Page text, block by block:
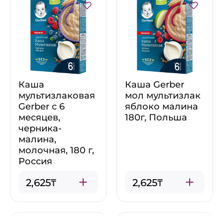
Каша
мультизлаковая
Gerber с 6
месяцев,
черника-
малина,
молочная, 180 г,
Россия
2,625₸
Каша Gerber
мол мультизлак
яблоко малина
180г, Польша
2,625₸